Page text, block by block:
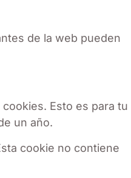
de la web pueden
Esto es para tu
un año.
cookie no contiene